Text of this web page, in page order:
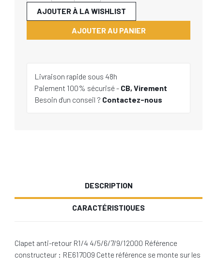
AJOUTER AU PANIER
AJOUTER À LA WISHLIST
Livraison rapide sous 48h
Paiement 100% sécurisé - CB, Virement
Besoin d'un conseil ? Contactez-nous
DESCRIPTION
CARACTÉRISTIQUES
Clapet anti-retour R1/4 4/5/6/7/9/12000 Référence
constructeur : RE617009 Cette référence se monte sur les